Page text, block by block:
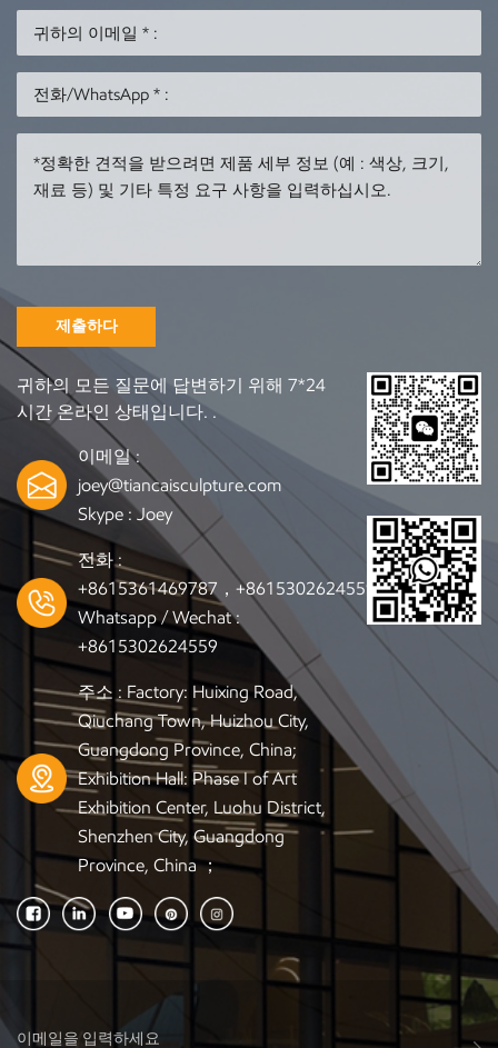
수 있습니다.관심이 있
으시면 당사 웹사이트
(https:)를 방문하세
자세한 내용은
주세요
제출하다
귀하의 모든 질문에 답변하기 위해 7*24
시간 온라인 상태입니다. .
이메일 :
joey@tiancaisculpture.com
Skype :Joey
전화 :
+8615361469787，+8615302624559
Whatsapp / Wechat :
+8615302624559
주소 : Factory: Huixing Road,
Qiuchang Town, Huizhou City,
Guangdong Province, China;
Exhibition Hall: Phase I of Art
Exhibition Center, Luohu District,
Shenzhen City, Guangdong
Province, China ；